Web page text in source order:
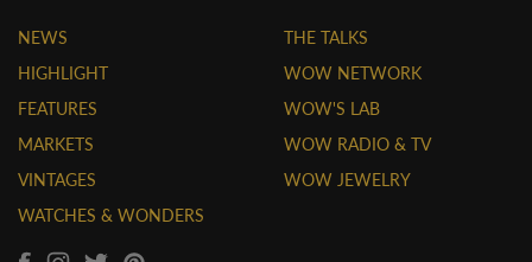
NEWS
HIGHLIGHT
FEATURES
MARKETS
VINTAGES
WATCHES & WONDERS
THE TALKS
WOW NETWORK
WOW'S LAB
WOW RADIO & TV
WOW JEWELRY